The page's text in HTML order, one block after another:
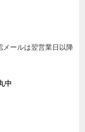
メールは翌営業日以降
中